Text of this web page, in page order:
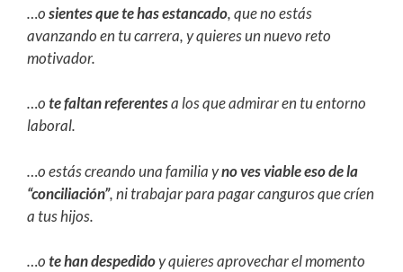
…osientes que te has estancado, que no estás
avanzando en tu carrera, y quieres un nuevo reto
motivador.
…ote faltan referentesa los que admirar en tu entorno
laboral.
…o estás creando una familia yno ves viable eso de la
“conciliación”, ni trabajar para pagar canguros que críen
a tus hijos.
…ote han despedidoy quieres aprovechar el momento